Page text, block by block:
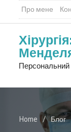
Про мене
Home Блог